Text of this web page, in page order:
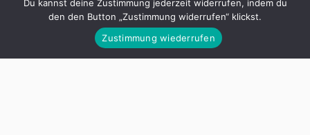
In diesem Newsletter gibt es einmal pro Monat
Neuigkeiten über meine Bücher „Ich bin dann mal
Du kannst deine Zustimmung jederzeit widerrufen, indem du
den den Button „Zustimmung widerrufen“ klickst.
Zustimmung wiederrufen